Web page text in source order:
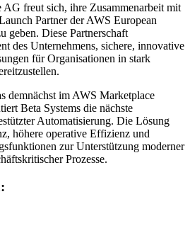
AG freut sich, ihre Zusammenarbeit mit
Partner der AWS European
geben. Diese Partnerschaft
des Unternehmens, sichere, innovative
für Organisationen in stark
im AWS Marketplace
Beta Systems die nächste
Automatisierung. Die Lösung
höhere operative Effizienz und
zur Unterstützung moderner
Prozesse.